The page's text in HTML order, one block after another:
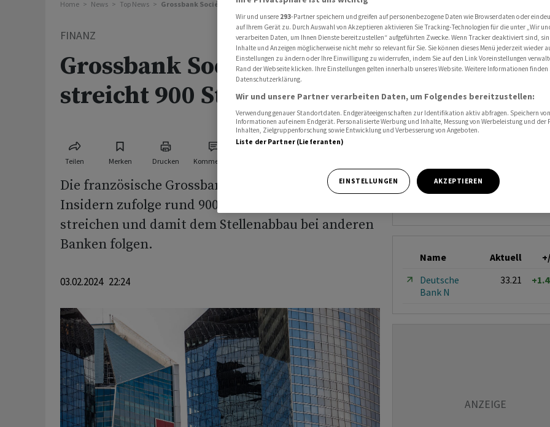
Home News Top News Grossbank Société Générale streicht 900 Stellen
FINANZ
Grossbank Société Générale
streicht 900 Stellen
Teilen Merken Drucken Kommentare
Die französische Grossbank Société Générale will
Insidern zufolge rund 900 bis 1000 Arbeitsplätze
streichen und damit dem Stellenabbau bei anderen
Banken folgen.
03.02.2024 22:24
DEUTSCHE BANK
Name Aktuell
Deutsche
Bank N
33.21
Wir und unsere 293-Partner speichern und greifen auf personenbezogene Daten wie Browserdaten oder
auf Ihrem Gerät zu. Durch Auswahl von Akzeptieren aktivieren Sie Tracking-Technologien für die unter „Wir
verarbeiten Daten, um Ihnen Dienste bereitzustellen“ aufgeführten Zwecke. Wenn Tracker deaktiviert sind,
Inhalte und Anzeigen möglicherweise nicht mehr so relevant für Sie. Sie können dieses Menü jederzeit wieder
Einstellungen zu ändern oder Ihre Einwilligung zu widerrufen, indem Sie auf den Link Voreinstellungen
Rand der Webseite klicken. Ihre Einstellungen gelten innerhalb unseres Website. Weitere Informationen finden
Datenschutzerklärung.
Wir und unsere Partner verarbeiten Daten, um Folgendes bereitzustellen:
Verwendung genauer Standortdaten. Endgeräteeigenschaften zur Identifikation aktiv abfragen. Speichern
Informationen auf einem Endgerät. Personalisierte Werbung und Inhalte, Messung von Werbeleistung und der
Inhalten, Zielgruppenforschung sowie Entwicklung und Verbesserung von Angeboten.
Liste der Partner (Lieferanten)
EINSTELLUNGEN AKZEPTIEREN